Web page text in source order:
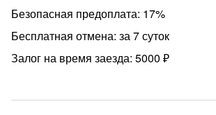
Безопасная предоплата: 17%
Бесплатная отмена: за 7 суток
Залог на время заезда: 5000 ₽